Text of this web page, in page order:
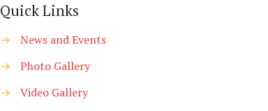
Quick Links
→
News and Events
→
Photo Gallery
→
Video Gallery